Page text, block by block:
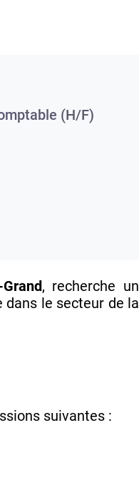
(H/F)
, recherche un
le secteur de la
suivantes :